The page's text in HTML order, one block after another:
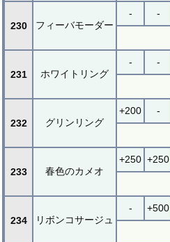
230 フィーバモーダー
- -
231 ホワイトリング
- -
232 グリンリング
+200 -
233 春色のカメオ
+250 +250
234 リボンコサージュ
- +500